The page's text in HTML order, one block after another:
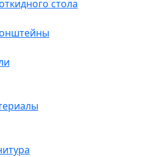
стола